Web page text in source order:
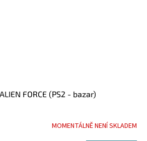
FORCE (PS2 - bazar)
MOMENTÁLNĚ NENÍ SKLADEM